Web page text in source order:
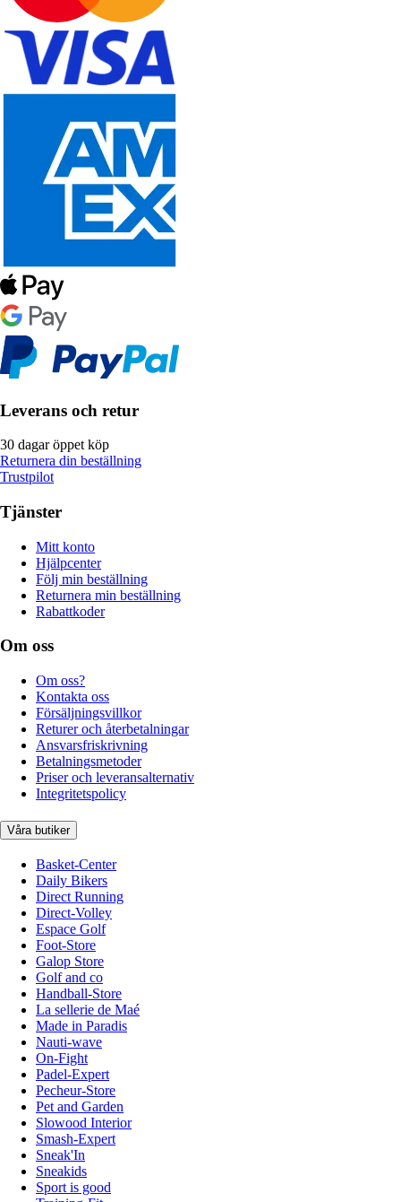
Leverans och retur
30 dagar öppet köp
Returnera din beställning
Trustpilot
Tjänster
Mitt konto
Hjälpcenter
Följ min beställning
Returnera min beställning
Rabattkoder
Om oss
Om oss?
Kontakta oss
Försäljningsvillkor
Returer och återbetalningar
Ansvarsfriskrivning
Betalningsmetoder
Priser och leveransalternativ
Integritetspolicy
Våra butiker
Basket-Center
Daily Bikers
Direct Running
Direct-Volley
Espace Golf
Foot-Store
Galop Store
Golf and co
Handball-Store
La sellerie de Maé
Made in Paradis
Nauti-wave
On-Fight
Padel-Expert
Pecheur-Store
Pet and Garden
Slowood Interior
Smash-Expert
Sneak'In
Sneakids
Sport is good